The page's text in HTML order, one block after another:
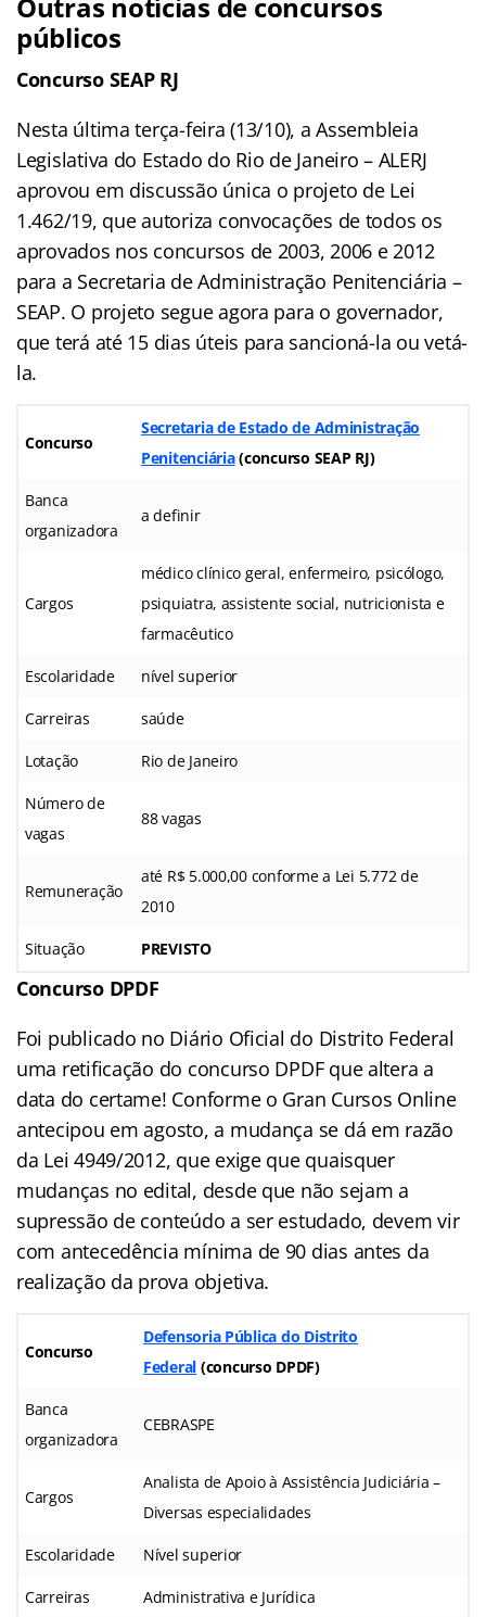
públicos
Concurso SEAP RJ
Nesta última terça-feira (13/10), a Assembleia
Legislativa do Estado do Rio de Janeiro – ALERJ
aprovou em discussão única o projeto de Lei
1.462/19, que autoriza convocações de todos os
aprovados nos concursos de 2003, 2006 e 2012
para a Secretaria de Administração Penitenciária –
SEAP. O projeto segue agora para o governador,
que terá até 15 dias úteis para sancioná-la ou vetá-
la.
Concurso
Secretaria de Estado de Administração
Penitenciária(concurso SEAP RJ)
Banca
organizadora
a definir
Cargos
médico clínico geral, enfermeiro, psicólogo,
psiquiatra, assistente social, nutricionista e
farmacêutico
Escolaridade nível superior
Carreiras saúde
Lotação Rio de Janeiro
Número de
vagas
88 vagas
Remuneração
até R$ 5.000,00 conforme a Lei 5.772 de
2010
Situação PREVISTO
Concurso DPDF
Foi publicado no Diário Oficial do Distrito Federal
uma retificação do concurso DPDF que altera a
data do certame! Conforme o Gran Cursos Online
antecipou em agosto, a mudança se dá em razão
da Lei 4949/2012, que exige que quaisquer
mudanças no edital, desde que não sejam a
supressão de conteúdo a ser estudado, devem vir
com antecedência mínima de 90 dias antes da
realização da prova objetiva.
Concurso
Defensoria Pública do Distrito
Federal (concurso DPDF)
Banca
organizadora
CEBRASPE
Cargos
Analista de Apoio à Assistência Judiciária –
Diversas especialidades
Escolaridade Nível superior
Carreiras Administrativa e Jurídica